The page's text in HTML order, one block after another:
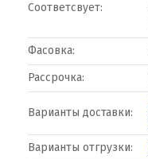
Соответсвует:
Фасовка:
Рассрочка:
Варианты доставки:
Варианты отгрузки: